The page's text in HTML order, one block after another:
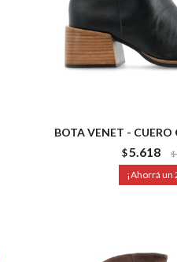
BOTA VENET - CUERO
$5.618 $